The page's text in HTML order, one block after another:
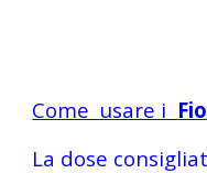
Come  usare i
La dose